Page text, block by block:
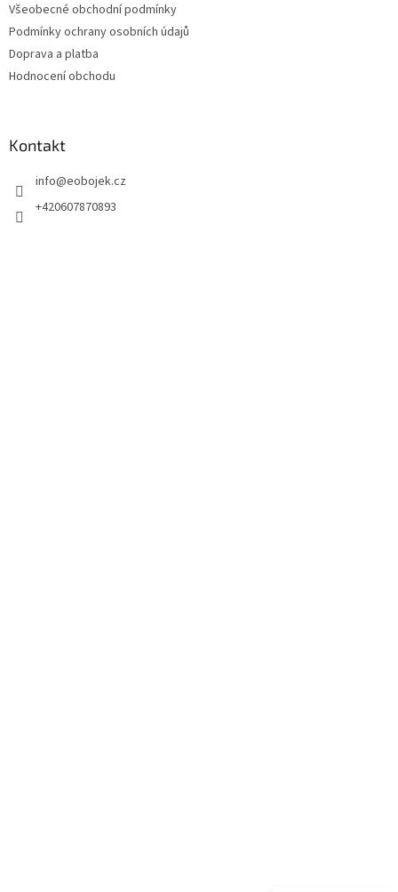
Všeobecné obchodní podmínky
Podmínky ochrany osobních údajů
Doprava a platba
Hodnocení obchodu
Kontakt
info@eobojek.cz
+420607870893